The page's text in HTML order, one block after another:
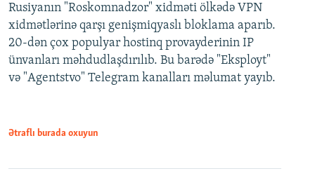
Rusiyanın "Roskomnadzor" xidməti ölkədə VPN
xidmətlərinə qarşı genişmiqyaslı bloklama aparıb.
20-dən çox populyar hostinq provayderinin IP
ünvanları məhdudlaşdırılıb. Bu barədə "Eksployt"
və "Agentstvo" Telegram kanalları məlumat yayıb.
Ətraflı burada oxuyun